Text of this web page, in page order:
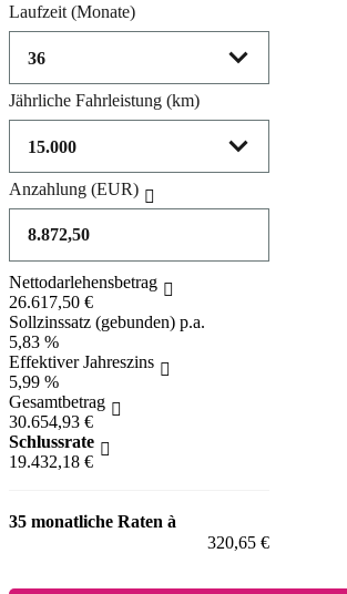
Laufzeit (Monate)
Jährliche Fahrleistung (km)
Anzahlung (EUR)
Nettodarlehensbetrag
26.617,50 €
Sollzinssatz (gebunden) p.a.
5,83 %
Effektiver Jahreszins
5,99 %
Gesamtbetrag
30.654,93 €
Schlussrate
19.432,18 €
35 monatliche Raten à
320,65 €